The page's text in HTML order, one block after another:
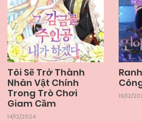
Chapter 32
Chapter 31 31/12/2025
Chapter 30 31/12/2025
Chapter 29 31/12/2025
Tôi Sẽ Trở Thành
Nhân Vật Chính
Trong Trò Chơi
Giam Cầm
14/12/2024
19/12/